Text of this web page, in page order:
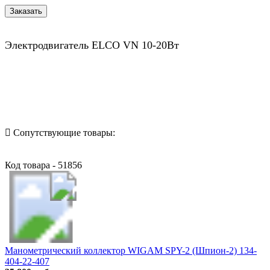
Электродвигатель ELCO VN 10-20Вт
Сопутствующие товары:
Код товара - 51856
Манометрический коллектор WIGAM SPY-2 (Шпион-2) 134-
404-22-407